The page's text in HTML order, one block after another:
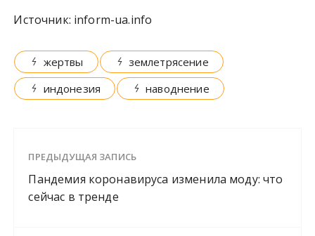
Источник: inform-ua.info
жертвы
землетрясение
индонезия
наводнение
ПРЕДЫДУЩАЯ ЗАПИСЬ
Пандемия коронавируса изменила моду: что
сейчас в тренде